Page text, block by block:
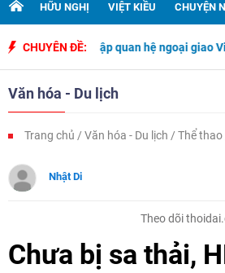
HỮU NGHỊ VIỆT KIỀU CHUYỆN
CHUYÊN ĐỀ:
thiết lập quan hệ ngoại giao Việt Nam -
Văn hóa - Du lịch
Trang chủ Văn hóa - Du lịch Thể thao
Nhật Di
Theo dõi
Chưa bị sa thải,